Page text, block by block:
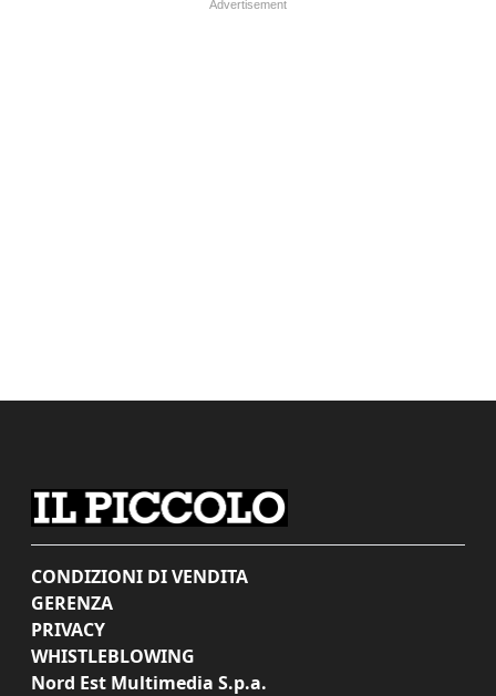
CONDIZIONI DI VENDITA
GERENZA
PRIVACY
WHISTLEBLOWING
Nord Est Multimedia S.p.a.